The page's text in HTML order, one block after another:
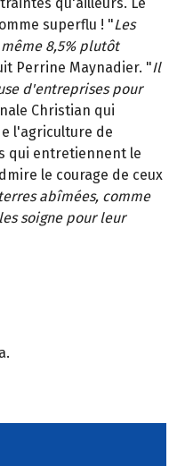
superflu ! "Les
8,5% plutôt
Perrine Maynadier. "Il
d'entreprises pour
Christian qui
l'agriculture de
qui entretiennent le
le courage de ceux
abîmées, comme
soigne pour leur